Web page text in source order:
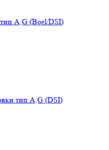
A,G (Boel/DSI)
тип A,G (DSI)